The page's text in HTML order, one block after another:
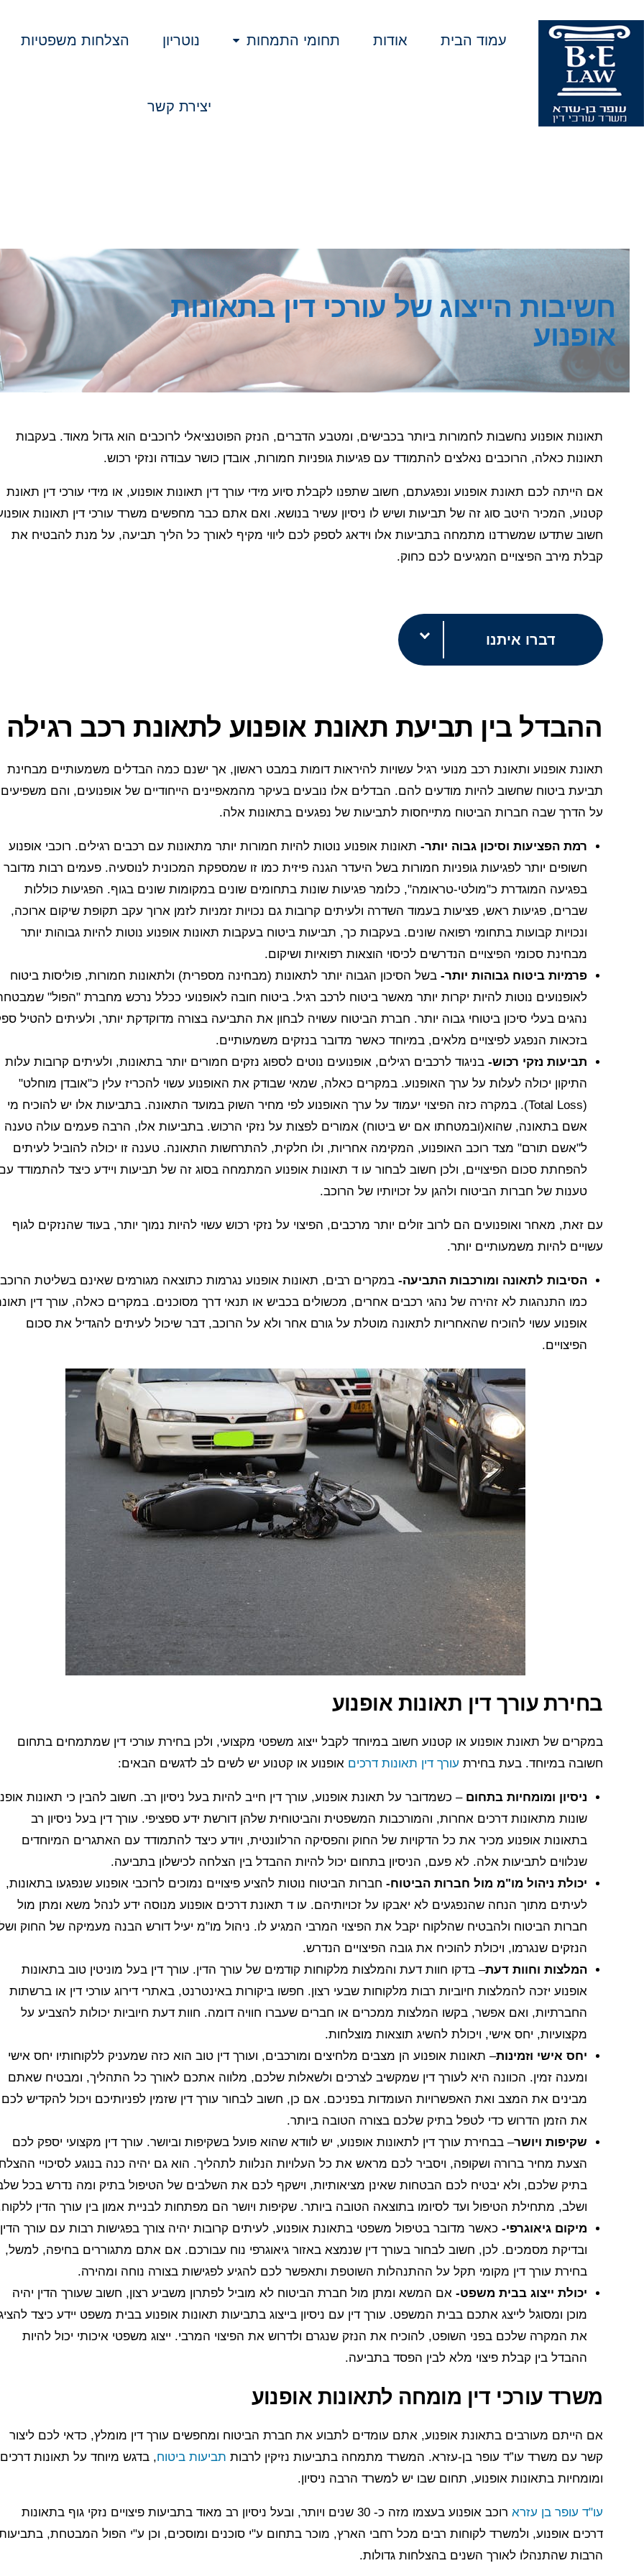
עמוד הבית אודות תחומי התמחות נוטריון הצלחות משפטיות
יצירת קשר
חשיבות הייצוג של עורכי דין בתאונות
אופנוע
תאונות אופנוע נחשבות לחמורות ביותר בכבישים, ומטבע הדברים, הנזק הפוטנציאלי לרוכבים הוא גדול מאוד. בעקבות
תאונות כאלה, הרוכבים נאלצים להתמודד עם פגיעות גופניות חמורות, אובדן כושר עבודה ונזקי רכוש.
אם הייתה לכם תאונת אופנוע ונפגעתם, חשוב שתפנו לקבלת סיוע מידי עורך דין תאונות אופנוע, או מידי עורכי דין תאונת
קטנוע, המכיר היטב סוג זה של תביעות ושיש לו ניסיון עשיר בנושא. ואם אתם כבר מחפשים משרד עורכי דין תאונות
חשוב שתדעו שמשרדנו מתמחה בתביעות אלו וידאג לספק לכם ליווי מקיף לאורך כל הליך תביעה, על מנת להבטיח את
קבלת מירב הפיצויים המגיעים לכם כחוק.
דברו איתנו
ההבדל בין תביעת תאונת אופנוע לתאונת רכב רגילה
תאונת אופנוע ותאונת רכב מנועי רגיל עשויות להיראות דומות במבט ראשון, אך ישנם כמה הבדלים משמעותיים מבחינת
תביעת ביטוח שחשוב להיות מודעים להם. הבדלים אלו נובעים בעיקר מהמאפיינים הייחודיים של אופנועים, והם משפיעים
על הדרך שבה חברות הביטוח מתייחסות לתביעות של נפגעים בתאונות אלה.
רמת הפציעות וסיכון גבוה יותר- תאונות אופנוע נוטות להיות חמורות יותר מתאונות עם רכבים רגילים. רוכבי אופנוע
חשופים יותר לפגיעות גופניות חמורות בשל היעדר הגנה פיזית כמו זו שמספקת המכונית לנוסעיה. פעמים רבות מדובר
בפגיעה המוגדרת כ"מולטי-טראומה", כלומר פגיעות שונות בתחומים שונים במקומות שונים בגוף. הפגיעות כוללות
שברים, פגיעות ראש, פציעות בעמוד השדרה ולעיתים קרובות גם נכויות זמניות לזמן ארוך עקב תקופת שיקום ארוכה,
ונכויות קבועות בתחומי רפואה שונים. בעקבות כך, תביעות ביטוח בעקבות תאונות אופנוע נוטות להיות גבוהות יותר
מבחינת סכומי הפיצויים הנדרשים לכיסוי הוצאות רפואיות ושיקום.
פרמיות ביטוח גבוהות יותר- בשל הסיכון הגבוה יותר לתאונות (מבחינה מספרית) ולתאונות חמורות, פוליסות ביטוח
לאופנועים נוטות להיות יקרות יותר מאשר ביטוח לרכב רגיל. ביטוח חובה לאופנועי ככלל נרכש מחברת "הפול"
נהגים בעלי סיכון ביטוחי גבוה יותר. חברת הביטוח עשויה לבחון את התביעה בצורה מדוקדקת יותר, ולעיתים להטיל
בזכאות הנפגע לפיצויים מלאים, במיוחד כאשר מדובר בנזקים משמעותיים.
תביעות נזקי רכוש-בניגוד לרכבים רגילים, אופנועים נוטים לספוג נזקים חמורים יותר בתאונות, ולעיתים קרובות עלות
התיקון יכולה לעלות על ערך האופנוע. במקרים כאלה, שמאי שבודק את האופנוע עשוי להכריז עלין כ"אובדן מוחלט"
(Total Loss). במקרה כזה הפיצוי יעמוד על ערך האופנוע לפי מחיר השוק במועד התאונה. בתביעות אלו יש להוכיח מי
אשם בתאונה, שהוא(ובמטחתו אם יש ביטוח) אמורים לפצות על נזקי הרכוש. בתביעות אלו, הרבה פעמים עולה טענה
ל"אשם תורם" מצד רוכב האופנוע, המקימה אחריות, ולו חלקית, להתרחשות התאונה. טענה זו יכולה להוביל לעיתים
להפחתת סכום הפיצויים, ולכן חשוב לבחור עו ד תאונות אופנוע המתמחה בסוג זה של תביעות ויידע כיצד להתמודד
טענות של חברות הביטוח ולהגן על זכויותיו של הרוכב.
עם זאת, מאחר ואופנועים הם לרוב זולים יותר מרכבים, הפיצוי על נזקי רכוש עשוי להיות נמוך יותר, בעוד שהנזקים לגוף
עשויים להיות משמעותיים יותר.
הסיבות לתאונה ומורכבות התביעה- במקרים רבים, תאונות אופנוע נגרמות כתוצאה מגורמים שאינם בשליטת
כמו התנהגות לא זהירה של נהגי רכבים אחרים, מכשולים בכביש או תנאי דרך מסוכנים. במקרים כאלה, עורך דין
אופנוע עשוי להוכיח שהאחריות לתאונה מוטלת על גורם אחר ולא על הרוכב, דבר שיכול לעיתים להגדיל את סכום
הפיצויים.
בחירת עורך דין תאונות אופנוע
במקרים של תאונת אופנוע או קטנוע חשוב במיוחד לקבל ייצוג משפטי מקצועי, ולכן בחירת עורכי דין שמתמחים בתחום
חשובה במיוחד. בעת בחירת עורך דין תאונות דרכים אופנוע או קטנוע יש לשים לב לדגשים הבאים:
ניסיון ומומחיות בתחום– כשמדובר על תאונת אופנוע, עורך דין חייב להיות בעל ניסיון רב. חשוב להבין כי תאונות
שונות מתאונות דרכים אחרות, והמורכבות המשפטית והביטוחית שלהן דורשת ידע ספציפי. עורך דין בעל ניסיון רב
בתאונות אופנוע מכיר את כל הדקויות של החוק והפסיקה הרלוונטית, ויודע כיצד להתמודד עם האתגרים המיוחדים
שנלווים לתביעות אלה. לא פעם, הניסיון בתחום יכול להיות ההבדל בין הצלחה לכישלון בתביעה.
יכולת ניהול מו"מ מול חברות הביטוח- חברות הביטוח נוטות להציע פיצויים נמוכים לרוכבי אופנוע שנפגעו בתאונות,
לעיתים מתוך הנחה שהנפגעים לא יאבקו על זכויותיהם. עו ד תאונת דרכים אופנוע מנוסה ידע לנהל משא ומתן מול
חברות הביטוח ולהבטיח שהלקוח יקבל את הפיצוי המרבי המגיע לו. ניהול מו"מ יעיל דורש הבנה מעמיקה של החוק
הנזקים שנגרמו, ויכולת להוכיח את גובה הפיצויים הנדרש.
המלצות וחוות דעת– בדקו חוות דעת והמלצות מלקוחות קודמים של עורך הדין. עורך דין בעל מוניטין טוב בתאונות
אופנוע יזכה להמלצות חיוביות רבות מלקוחות שבעי רצון. חפשו ביקורות באינטרנט, באתרי דירוג עורכי דין או ברשתות
החברתיות, ואם אפשר, בקשו המלצות ממכרים או חברים שעברו חוויה דומה. חוות דעת חיוביות יכולות להצביע על
מקצועיות, יחס אישי, ויכולת להשיג תוצאות מוצלחות.
יחס אישי וזמינות– תאונות אופנוע הן מצבים מלחיצים ומורכבים, ועורך דין טוב הוא כזה שמעניק ללקוחותיו יחס אישי
ומענה זמין. הכוונה היא לעורך דין שמקשיב לצרכים ולשאלות שלכם, מלווה אתכם לאורך כל התהליך, ומבטיח שאתם
מבינים את המצב ואת האפשרויות העומדות בפניכם. אם כן, חשוב לבחור עורך דין שזמין לפניותיכם ויכול להקדיש לכם
את הזמן הדרוש כדי לטפל בתיק שלכם בצורה הטובה ביותר.
שקיפות ויושר– בבחירת עורך דין לתאונות אופנוע, יש לוודא שהוא פועל בשקיפות וביושר. עורך דין מקצועי יספק לכם
הצעת מחיר ברורה ושקופה, ויסביר לכם מראש את כל העלויות הנלוות לתהליך. הוא גם יהיה כנה בנוגע לסיכויי
בתיק שלכם, ולא יבטיח לכם הבטחות שאינן מציאותיות, וישקף לכם את השלבים של הטיפול בתיק ומה נדרש בכל
ושלב, מתחילת הטיפול ועד לסיומו בתוצאה הטובה ביותר. שקיפות ויושר הם מפתחות לבניית אמון בין עורך הדין
מיקום גיאוגרפי- כאשר מדובר בטיפול משפטי בתאונת אופנוע, לעיתים קרובות יהיה צורך בפגישות רבות עם עורך הדין
ובדיקת מסמכים. לכן, חשוב לבחור בעורך דין שנמצא באזור גיאוגרפי נוח עבורכם. אם אתם מתגוררים בחיפה, למשל,
בחירת עורך דין מקומי תקל על ההתנהלות השוטפת ותאפשר לכם להגיע לפגישות בצורה נוחה ומהירה.
יכולת ייצוג בבית משפט-אם המשא ומתן מול חברת הביטוח לא מוביל לפתרון משביע רצון, חשוב שעורך הדין יהיה
מוכן ומסוגל לייצג אתכם בבית המשפט. עורך דין עם ניסיון בייצוג בתביעות תאונות אופנוע בבית משפט יידע כיצד
את המקרה שלכם בפני השופט, להוכיח את הנזק שנגרם ולדרוש את הפיצוי המרבי. ייצוג משפטי איכותי יכול להיות
ההבדל בין קבלת פיצוי מלא לבין הפסד בתביעה.
משרד עורכי דין מומחה לתאונות אופנוע
אם הייתם מעורבים בתאונת אופנוע, אתם עומדים לתבוע את חברת הביטוח ומחפשים עורך דין מומלץ, כדאי לכם ליצור
קשר עם משרד עו”ד עופר בן-עזרא. המשרד מתמחה בתביעות נזיקין לרבות תביעות ביטוח, בדגש מיוחד על תאונות דרכים
ומומחיות בתאונות אופנוע, תחום שבו יש למשרד הרבה ניסיון.
עו"ד עופר בן עזרא
רוכב אופנוע בעצמו מזה כ- 30 שנים ויותר, ובעל ניסיון רב מאוד בתביעות פיצויים נזקי גוף בתאונות
דרכים אופנוע, ולמשרד לקוחות רבים מכל רחבי הארץ, מוכר בתחום ע"י סוכנים ומוסכים, וכן ע"י הפול המבטחת,
הרבות שהתנהלו לאורך השנים בהצלחות גדולות.